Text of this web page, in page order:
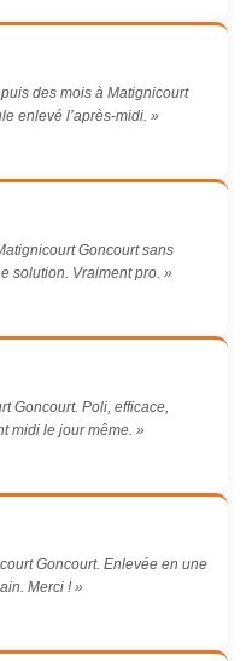
des mois à Matignicourt
enlevé l’après-midi. »
Goncourt sans
solution. Vraiment pro. »
Goncourt. Poli, efficace,
midi le jour même. »
Goncourt. Enlevée en une
Merci ! »